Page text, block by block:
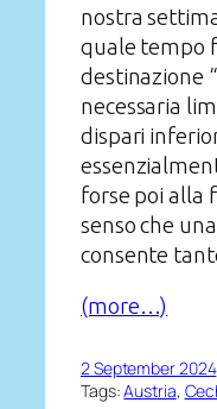
nostra
quale tempo
destinazione
necessaria
dispari
forse poi alla
senso che
consente
(more…)
2 September 2024
Tags:Austria,